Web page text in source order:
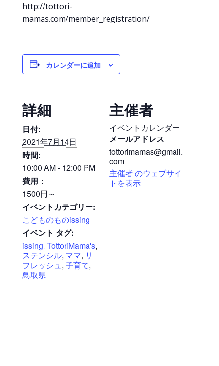
http://tottori-
mamas.com/member_registration/
カレンダーに追加
詳細
日付:
2021年7月14日
時間:
10:00 AM - 12:00 PM
費用：
1500円～
イベントカテゴリー:
こどものものissing
イベント タグ:
issing, TottoriMama's,
ステンシル, ママ, リ
フレッシュ, 子育て,
鳥取県
主催者
イベントカレンダー
メールアドレス
tottorimamas@gmail.
com
主催者 のウェブサイ
トを表示